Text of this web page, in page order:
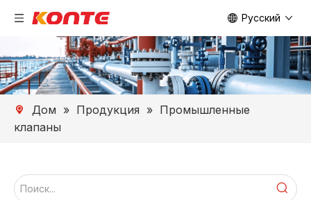
Pусский
Дом » Продукция » Промышленные
клапаны